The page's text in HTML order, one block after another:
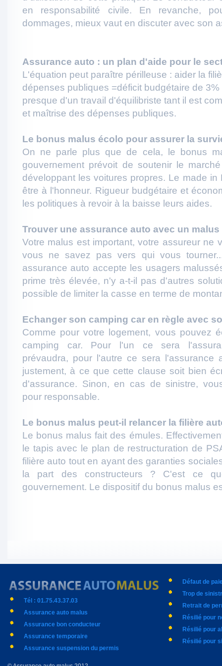
en responsabilité civile. En revanche,
dommages, mieux vaut en discuter avec son
Assurance auto : un plan d'aide pour le
L'équation peut paraître périlleuse : aider la
dépenses publiques =déficit budgétaire de
presque d'un travail d'équilibriste tant il est
et maîtrise des dépenses publiques.
Le bonus malus écolo pour assurer la
On ne parle plus que de cela, le bonus
gouvernement prévoit de soutenir le
développant les voitures propres. Le made in
être à l'honneur. Rigueur budgétaire et
les politiques à revoir à la baisse leurs aides.
Trouver une assurance auto avec un
Votre malus est important, votre assureur ne
vous ne savez pas vers qui vous
assurance auto accepte les usagers
prime très élevée, n'y a-t-il pas d'autres
possible de limiter la casse en terme de
Echanger son camping car en règle avec
Comme pour votre logement, vous pouvez
camping car. Pour l'un ce sera
prévaudra, pour l'autre ce sera l'assurance
justement, à ce que cette clause soit bien
d'assurance. Sinon, en cas de sinistre,
pour responsable.
Le bonus malus peut-il relancer la filière
Le bonus malus fait des émules.
le tapis avec le plan de restructuration de
filière auto tout en ayant des garanties
la part des constructeurs ? C'est ce
gouvernement. Le dispositif du bonus malus
Tél : 01.75.43.37.03
Assurance auto malus
Assurance bon conducteur
Assurance temporaire
Assurance suspension du permis
Défaut de
Trop de
Retrait de
Résilié pour
Résilié pour
Résilié pour